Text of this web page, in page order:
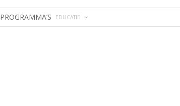
PROGRAMMA’S EDUCATIE